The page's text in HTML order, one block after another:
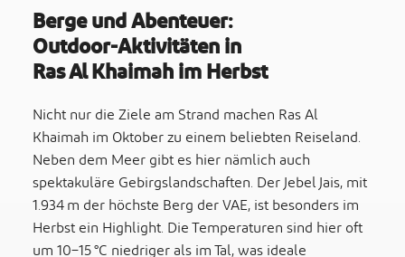
Berge und Abenteuer:
Outdoor‑Aktivitäten in
Ras Al Khaimah im Herbst
Nicht nur die Ziele am Strand machen Ras Al
Khaimah im Oktober zu einem beliebten Reiseland.
Neben dem Meer gibt es hier nämlich auch
spektakuläre Gebirgslandschaften. Der Jebel Jais, mit
1.934 m der höchste Berg der VAE, ist besonders im
Herbst ein Highlight. Die Temperaturen sind hier oft
um 10–15 °C niedriger als im Tal, was ideale